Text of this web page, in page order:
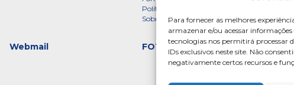
Para fornecer as melhores
armazenar e/ou acessar
tecnologias nos permitirá processar
IDs exclusivos neste site. Não
negativamente certos recursos e
Política de Privacidade – CRADF
Sobre a LGPD
FOTOS
Webmail